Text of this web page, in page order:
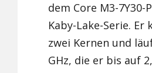
dem Core M3-7Y30-
Kaby-Lake-Serie.
zwei Kernen und
GHz, die er bis auf